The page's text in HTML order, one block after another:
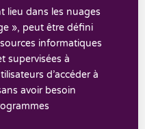
lieu dans les nuages
», peut être défini
informatiques
supervisées à
d’accéder à
avoir besoin